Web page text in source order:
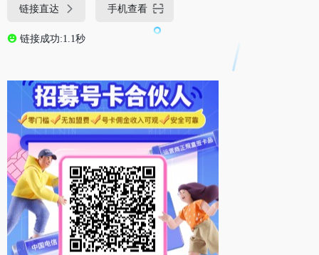
链接直达 手机查看
链接成功:1.1秒